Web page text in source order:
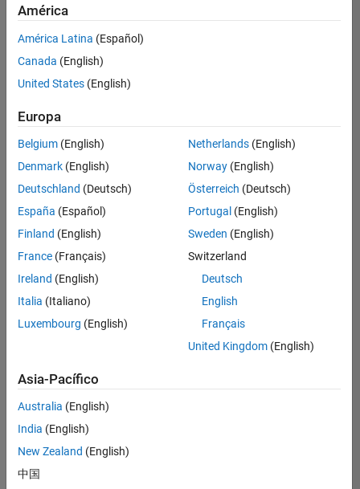
Finance and Operations
Actualmente
no
puestos
disponibles
que
se
correspondan
con
sus
criterios
de
búsqueda.
Pruebe
ampliar
su
todos
empleos.
Si aun
así no
ninguna
América
América Latina (Español)
Canada (English)
United States (English)
Europa
Belgium (English)
Denmark (English)
Deutschland (Deutsch)
España (Español)
Finland (English)
France (Français)
Ireland (English)
Italia (Italiano)
Luxembourg (English)
Netherlands(English)
Norway(English)
Österreich (Deutsch)
Portugal (English)
Sweden (English)
Switzerland
Deutsch
English
Français
United Kingdom(English)
Asia-Pacífico
Australia (English)
India (English)
New Zealand (English)
中国